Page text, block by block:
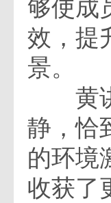
够使成
效，提
景。
黄讲
静，恰
的环境
收获了